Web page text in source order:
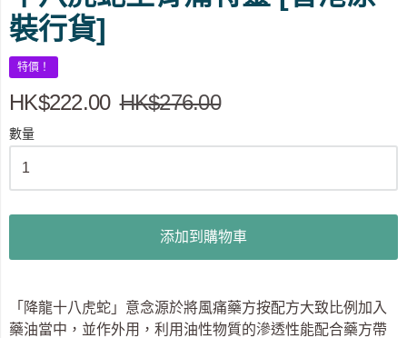
裝行貨]
特價！
HK$222.00 HK$276.00
數量
添加到購物車
「降龍十八虎蛇」意念源於將風痛藥方按配方大致比例加入
藥油當中，並作外用，利用油性物質的滲透性能配合藥方帶